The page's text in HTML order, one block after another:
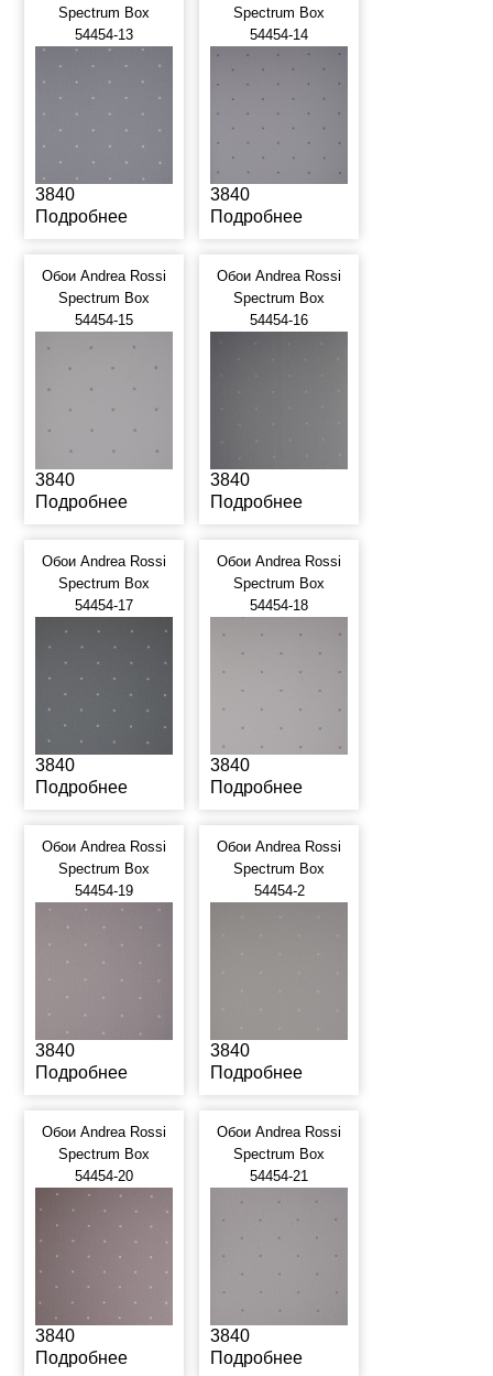
Spectrum Box
54454-13
3840
Подробнее
Spectrum Box
54454-14
3840
Подробнее
Обои Andrea Rossi
Spectrum Box
54454-15
3840
Подробнее
Обои Andrea Rossi
Spectrum Box
54454-16
3840
Подробнее
Обои Andrea Rossi
Spectrum Box
54454-17
3840
Подробнее
Обои Andrea Rossi
Spectrum Box
54454-18
3840
Подробнее
Обои Andrea Rossi
Spectrum Box
54454-19
3840
Подробнее
Обои Andrea Rossi
Spectrum Box
54454-2
3840
Подробнее
Обои Andrea Rossi
Spectrum Box
54454-20
3840
Подробнее
Обои Andrea Rossi
Spectrum Box
54454-21
3840
Подробнее